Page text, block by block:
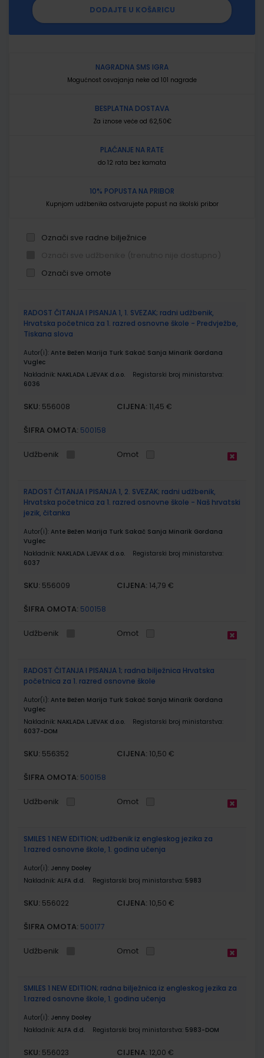
DODAJTE U KOŠARICU
NAGRADNA SMS IGRA
Mogućnost osvajanja neke od 101 nagrade
BESPLATNA DOSTAVA
Za iznose veće od 62,50€
PLAĆANJE NA RATE
do 12 rata bez kamata
10% POPUSTA NA PRIBOR
Kupnjom udžbenika ostvarujete popust na školski pribor
Označi sve radne bilježnice
Označi sve omote
proizvodi
RADOST ČITANJA I PISANJA 1, 1. SVEZAK; radni udžbenik,
Hrvatska početnica za 1. razred osnovne škole - Predvježbe,
Tiskana slova
Autor(i): Ante Bežen Marija Turk Sakač Sanja Minarik Gordana
Vuglec
Nakladnik: NAKLADA LJEVAK d.o.o.
Registarski broj ministarstva:
6036
SKU: 556008 CIJENA: 11,45 €
ŠIFRA OMOTA: 500158
Udžbenik Omot
RADOST ČITANJA I PISANJA 1, 2. SVEZAK; radni udžbenik,
Hrvatska početnica za 1. razred osnovne škole - Naš hrvatski
jezik, čitanka
Autor(i): Ante Bežen Marija Turk Sakač Sanja Minarik Gordana
Vuglec
Nakladnik: NAKLADA LJEVAK d.o.o.
Registarski broj ministarstva:
6037
SKU: 556009 CIJENA: 14,79 €
ŠIFRA OMOTA: 500158
Udžbenik Omot
RADOST ČITANJA I PISANJA 1; radna bilježnica Hrvatska
početnica za 1. razred osnovne škole
Autor(i): Ante Bežen Marija Turk Sakač Sanja Minarik Gordana
Vuglec
Nakladnik: NAKLADA LJEVAK d.o.o.
Registarski broj ministarstva:
6037-DOM
SKU: 556352 CIJENA: 10,50 €
ŠIFRA OMOTA: 500158
Udžbenik Omot
SMILES 1 NEW EDITION; udžbenik iz engleskog jezika za
1.razred osnovne škole, 1. godina učenja
Autor(i): Jenny Dooley
Nakladnik: ALFA d.d. Registarski broj ministarstva: 5983
SKU: 556022 CIJENA: 10,50 €
ŠIFRA OMOTA: 500177
Udžbenik Omot
SMILES 1 NEW EDITION; radna bilježnica iz engleskog jezika za
1.razred osnovne škole, 1. godina učenja
Autor(i): Jenny Dooley
Nakladnik: ALFA d.d. Registarski broj ministarstva: 5983-DOM
SKU: 556023 CIJENA: 12,00 €